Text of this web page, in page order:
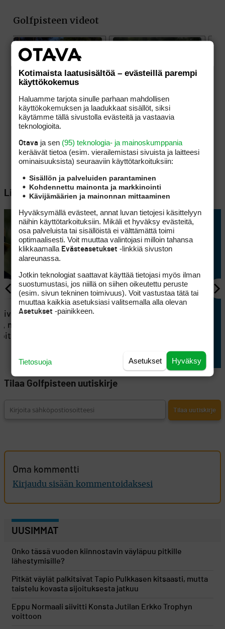
Lisää aiheesta
KILPAGOLF
Eppu Normaali siivitti Konsta
Tapio
mutta
Tilaa Golfpisteen uutiskirje
Oma kommentti
Kirjaudu sisään kommentoidaksesi
UUSIMMAT
Onko tässä vuoden kiinnostavin väyläpuu pitkille
lähestymisille?
Pitkät väylät palkitsivat Tapio Pulkkasen kitsaasti, mutta
taistelu kovasta sijoituksesta jatkuu
Eppu Normaali siivitti Konsta Jutilan Erkko Trophyn
voittoon
Kotimaista laatusisältöä – evästeillä parempi
käyttökokemus
Haluamme tarjota sinulle parhaan mahdollisen
käyttökokemuksen ja laadukkaat sisällöt, siksi
käytämme tällä sivustolla evästeitä ja vastaavia
teknologioita.
Otava ja sen (95) teknologia- ja mainoskumppania
keräävät tietoa (esim. vierailemis­tasi sivuista ja laitteesi
ominaisuuk­sista) seuraaviin käyttötarkoituksiin:
Sisällön ja palveluiden parantaminen
Kohdennettu mainonta ja markkinointi
Kävijämäärien ja mainonnan mittaaminen
Hyväksymällä evästeet, annat luvan tietojesi käsittelyyn
näihin käyttötarkoituksiin. Mikäli et hyväksy evästeitä,
osa palveluista tai sisällöistä ei välttämättä toimi
optimaalisesti. Voit muuttaa valintojasi milloin tahansa
klikkaamalla Evästeasetukset -linkkiä sivuston
alareunassa.
Jotkin teknologiat saattavat käyttää tietojasi myös ilman
suostumustasi, jos niillä on siihen oikeutettu peruste
(esim. sivun tekninen toimivuus). Voit vastustaa tätä tai
muuttaa kaikkia asetuksiasi valitsemalla alla olevan
Asetukset -painikkeen.
Hyväksy
Asetukset
Tietosuoja